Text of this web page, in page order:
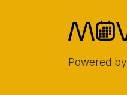
Powered by